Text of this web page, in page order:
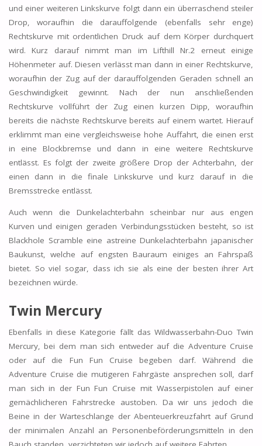
und einer weiteren Linkskurve folgt dann ein überraschend steiler
Drop, woraufhin die darauffolgende (ebenfalls sehr enge)
Rechtskurve mit ordentlichen Druck auf dem Körper durchquert
wird. Kurz darauf nimmt man im Lifthill Nr.2 erneut einige
Höhenmeter auf. Diesen verlässt man dann in einer Rechtskurve,
woraufhin der Zug auf der darauffolgenden Geraden schnell an
Geschwindigkeit gewinnt. Nach der nun anschließenden
Rechtskurve vollführt der Zug einen kurzen Dipp, woraufhin
bereits die nächste Rechtskurve bereits auf einem wartet. Hierauf
erklimmt man eine vergleichsweise hohe Auffahrt, die einen erst
in eine Blockbremse und dann in eine weitere Rechtskurve
entlässt. Es folgt der zweite größere Drop der Achterbahn, der
einen dann in die finale Linkskurve und kurz darauf in die
Bremsstrecke entlässt.
Auch wenn die Dunkelachterbahn scheinbar nur aus engen
Kurven und einigen geraden Verbindungsstücken besteht, so ist
Blackhole Scramble eine astreine Dunkelachterbahn japanischer
Baukunst, welche auf engsten Bauraum einiges an Fahrspaß
bietet. So viel sogar, dass ich sie als eine der besten ihrer Art
bezeichnen würde.
Twin Mercury
Ebenfalls in diese Kategorie fällt das Wildwasserbahn-Duo Twin
Mercury, bei dem man sich entweder auf die Adventure Cruise
oder auf die Fun Fun Cruise begeben darf. Während die
Adventure Cruise die mutigeren Fahrgäste ansprechen soll, darf
man sich in der Fun Fun Cruise mit Wasserpistolen auf einer
gemächlicheren Fahrstrecke austoben. Da wir uns jedoch die
Beine in der Warteschlange der Abenteuerkreuzfahrt auf Grund
der minimalen Anzahl an Personenbeförderungsmitteln in den